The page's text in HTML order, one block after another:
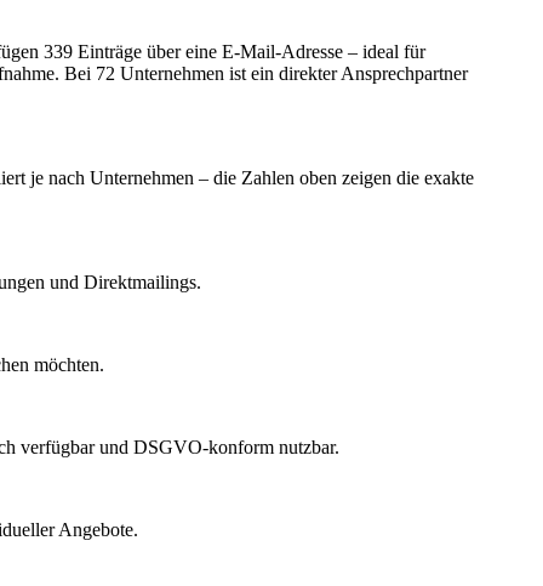
339 Einträge über eine E-Mail-Adresse – ideal für
Bei 72 Unternehmen ist ein direkter Ansprechpartner
je nach Unternehmen – die Zahlen oben zeigen die exakte
und Direktmailings.
möchten.
verfügbar und DSGVO-konform nutzbar.
Angebote.